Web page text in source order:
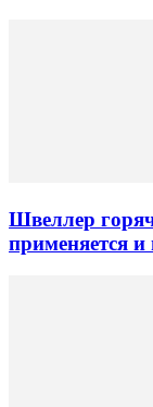
Швеллер
применяется